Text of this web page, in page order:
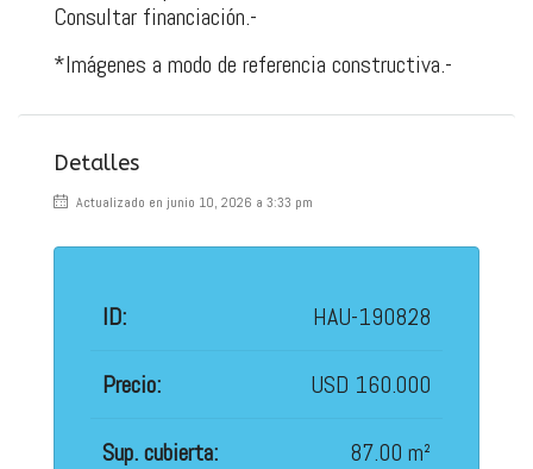
Consultar financiación.-
*Imágenes a modo de referencia constructiva.-
Detalles
Actualizado en junio 10, 2026 a 3:33 pm
ID: HAU-190828
Precio: USD 160.000
Sup. cubierta: 87.00 m²